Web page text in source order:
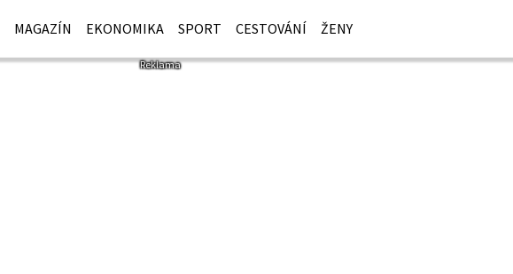
MAGAZÍN EKONOMIKA SPORT CESTOVÁNÍ ŽENY